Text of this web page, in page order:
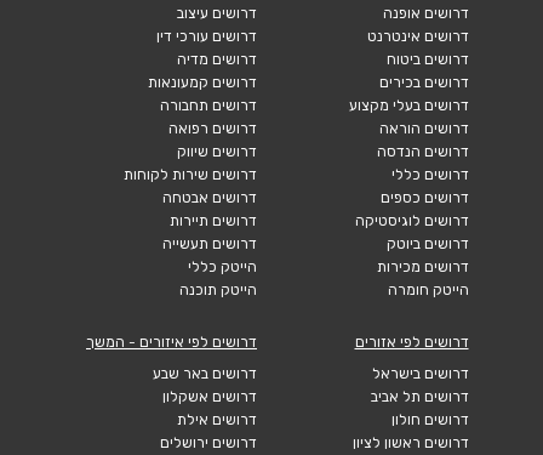
דרושים אופנה
דרושים אינטרנט
דרושים ביטוח
דרושים בכירים
דרושים בעלי מקצוע
דרושים הוראה
דרושים הנדסה
דרושים כללי
דרושים כספים
דרושים לוגיסטיקה
דרושים ביוטק
דרושים מכירות
הייטק חומרה
דרושים עיצוב
דרושים עורכי דין
דרושים מדיה
דרושים קמעונאות
דרושים תחבורה
דרושים רפואה
דרושים שיווק
דרושים שירות לקוחות
דרושים אבטחה
דרושים תיירות
דרושים תעשייה
הייטק כללי
הייטק תוכנה
דרושים לפי אזורים
דרושים בישראל
דרושים תל אביב
דרושים חולון
דרושים ראשון לציון
דרושים לפי איזורים - המשך
דרושים באר שבע
דרושים אשקלון
דרושים אילת
דרושים ירושלים